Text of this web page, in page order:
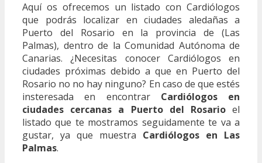
Aquí os ofrecemos un listado con Cardiólogos
que podrás localizar en ciudades aledañas a
Puerto del Rosario en la provincia de (Las
Palmas), dentro de la Comunidad Autónoma de
Canarias. ¿Necesitas conocer Cardiólogos en
ciudades próximas debido a que en Puerto del
Rosario no no hay ninguno? En caso de que estés
insteresada en encontrar Cardiólogos en
ciudades cercanas a Puerto del Rosarioel
listado que te mostramos seguidamente te va a
gustar, ya que muestra Cardiólogos en Las
Palmas.